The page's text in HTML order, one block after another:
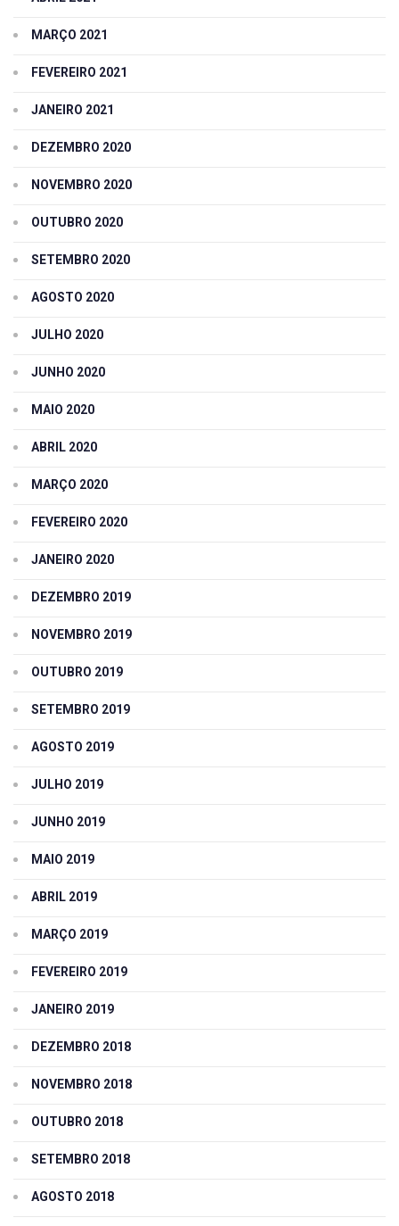
MARÇO 2021
FEVEREIRO 2021
JANEIRO 2021
DEZEMBRO 2020
NOVEMBRO 2020
OUTUBRO 2020
SETEMBRO 2020
AGOSTO 2020
JULHO 2020
JUNHO 2020
MAIO 2020
ABRIL 2020
MARÇO 2020
FEVEREIRO 2020
JANEIRO 2020
DEZEMBRO 2019
NOVEMBRO 2019
OUTUBRO 2019
SETEMBRO 2019
AGOSTO 2019
JULHO 2019
JUNHO 2019
MAIO 2019
ABRIL 2019
MARÇO 2019
FEVEREIRO 2019
JANEIRO 2019
DEZEMBRO 2018
NOVEMBRO 2018
OUTUBRO 2018
SETEMBRO 2018
AGOSTO 2018